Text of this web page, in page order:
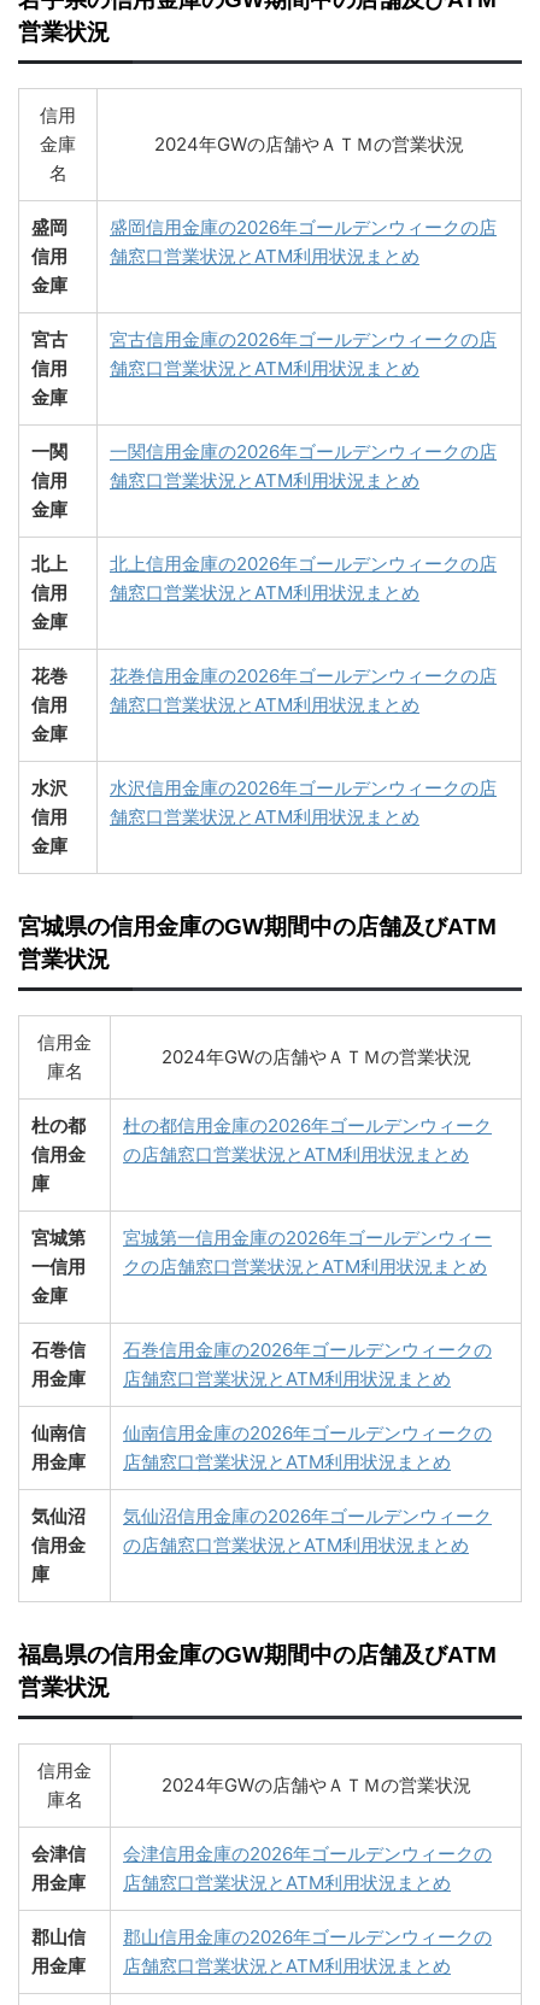
営業状況
信用
金庫
名
2024年GWの店舗やＡＴＭの営業状況
盛岡
信用
金庫
盛岡信用金庫の2026年ゴールデンウィークの店
舗窓口営業状況とATM利用状況まとめ
宮古
信用
金庫
宮古信用金庫の2026年ゴールデンウィークの店
舗窓口営業状況とATM利用状況まとめ
一関
信用
金庫
一関信用金庫の2026年ゴールデンウィークの店
舗窓口営業状況とATM利用状況まとめ
北上
信用
金庫
北上信用金庫の2026年ゴールデンウィークの店
舗窓口営業状況とATM利用状況まとめ
花巻
信用
金庫
花巻信用金庫の2026年ゴールデンウィークの店
舗窓口営業状況とATM利用状況まとめ
水沢
信用
金庫
水沢信用金庫の2026年ゴールデンウィークの店
舗窓口営業状況とATM利用状況まとめ
宮城県の信用金庫のGW期間中の店舗及びATM
営業状況
信用金
庫名
2024年GWの店舗やＡＴＭの営業状況
杜の都
信用金
庫
杜の都信用金庫の2026年ゴールデンウィーク
の店舗窓口営業状況とATM利用状況まとめ
宮城第
一信用
金庫
宮城第一信用金庫の2026年ゴールデンウィー
クの店舗窓口営業状況とATM利用状況まとめ
石巻信
用金庫
石巻信用金庫の2026年ゴールデンウィークの
店舗窓口営業状況とATM利用状況まとめ
仙南信
用金庫
仙南信用金庫の2026年ゴールデンウィークの
店舗窓口営業状況とATM利用状況まとめ
気仙沼
信用金
庫
気仙沼信用金庫の2026年ゴールデンウィーク
の店舗窓口営業状況とATM利用状況まとめ
福島県の信用金庫のGW期間中の店舗及びATM
営業状況
信用金
庫名
2024年GWの店舗やＡＴＭの営業状況
会津信
用金庫
会津信用金庫の2026年ゴールデンウィークの
店舗窓口営業状況とATM利用状況まとめ
郡山信
用金庫
郡山信用金庫の2026年ゴールデンウィークの
店舗窓口営業状況とATM利用状況まとめ